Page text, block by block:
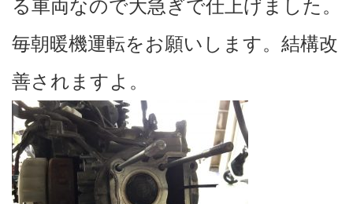
る車両なので大急ぎで仕上げました。
毎朝暖機運転をお願いします。結構改
善されますよ。